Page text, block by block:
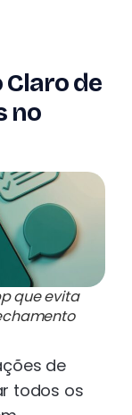
Claro de
no
que evita
de
todos os